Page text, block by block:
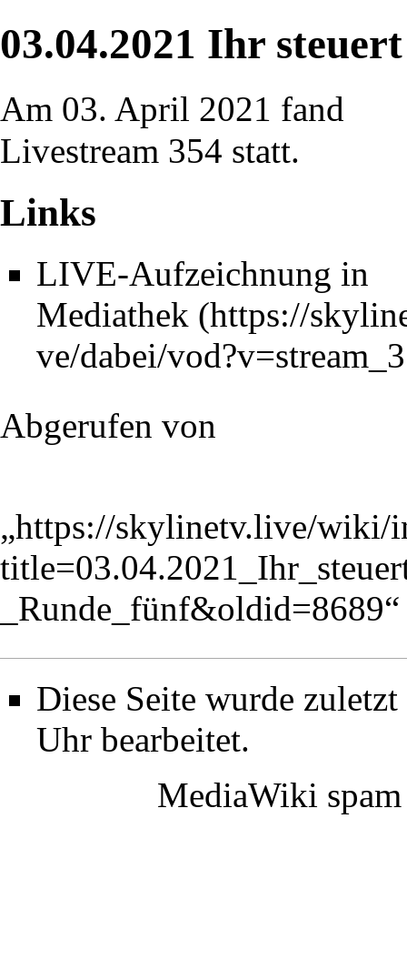
03.04.2021 Ihr
Am 03. April 2021 fand
Livestream 354 statt.
Links
LIVE-Aufzeichnung in
Mediathek
Abgerufen von
„https://skylinetv.live/wiki/
_Runde_fünf&oldid=8689“
Diese Seite wurde
Uhr bearbeitet.
MediaWiki spam